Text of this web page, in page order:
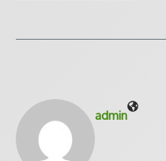
admin